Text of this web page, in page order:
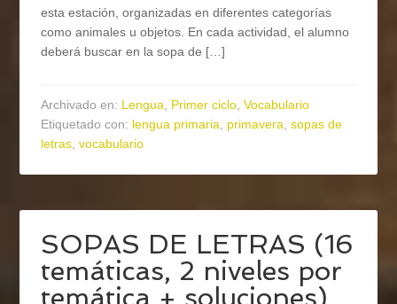
esta estación, organizadas en diferentes categorías
como animales u objetos. En cada actividad, el alumno
deberá buscar en la sopa de […]
Archivado en: Lengua, Primer ciclo,Vocabulario
Etiquetado con: lengua primaria, primavera,sopas de
letras,vocabulario
SOPAS DE LETRAS (16
temáticas, 2 niveles por
temática + soluciones)